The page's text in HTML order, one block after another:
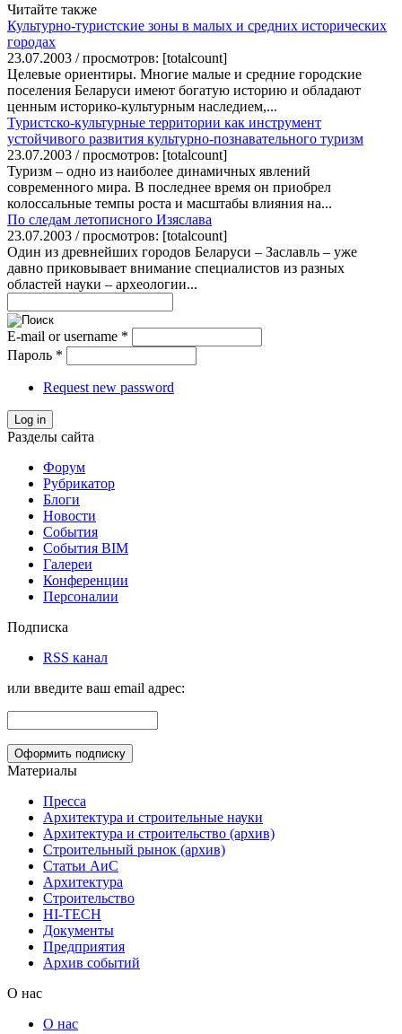
Читайте также
Культурно-туристские зоны в малых и средних исторических
городах
23.07.2003 / просмотров: [totalcount]
Целевые ориентиры. Многие малые и средние городские
поселения Беларуси имеют богатую историю и обладают
ценным историко-культурным наследием,...
Туристско-культурные территории как инструмент
устойчивого развития культурно-познавательного туризм
23.07.2003 / просмотров: [totalcount]
Туризм – одно из наиболее динамичных явлений
современного мира. В последнее время он приобрел
колоссальные темпы роста и масштабы влияния на...
По следам летописного Изяслава
23.07.2003 / просмотров: [totalcount]
Один из древнейших городов Беларуси – Заславль – уже
давно приковывает внимание специалистов из разных
областей науки – археологии...
E-mail or username *
Пароль *
Request new password
Log in
Разделы сайта
Форум
Рубрикатор
Блоги
Новости
События
События BIM
Галереи
Конференции
Персоналии
Подписка
RSS канал
или введите ваш email адрес:
Материалы
Пресса
Архитектура и строительные науки
Архитектура и строительство (архив)
Строительный рынок (архив)
Статьи АиС
Архитектура
Строительство
HI-TECH
Документы
Предприятия
Архив событий
О нас
О нас